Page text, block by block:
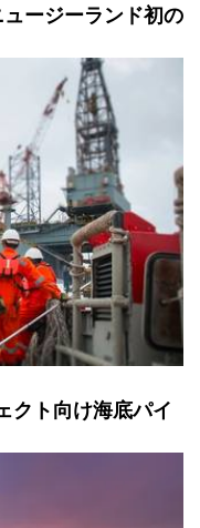
ージーランド初の
クト向け海底パイ